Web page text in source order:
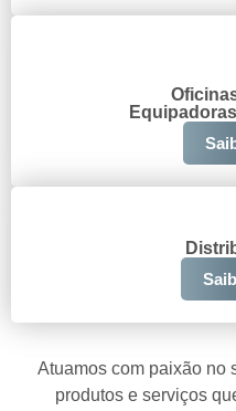
Atuamos com paixão no
produtos e serviços